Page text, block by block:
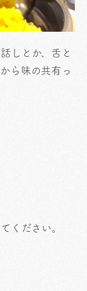
しとか、舌と
ら味の共有っ
ください。